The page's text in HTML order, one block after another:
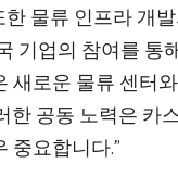
한 물류 인프라 개
기업의 참여를 통
새로운 물류 센터
한 공동 노력은 카
중요합니다.”